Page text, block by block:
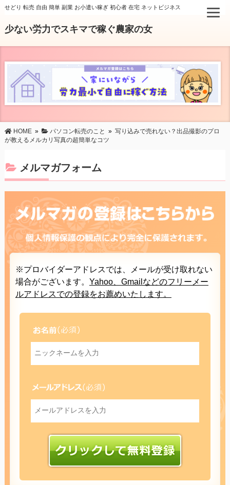
せどり 転売 自由 簡単 副業 お小遣い稼ぎ 初心者 在宅 ネットビジネス
少ない労力でスキマで稼ぐ農家の女
HOME» パソコン転売のこと » 写り込みで売れない？出品撮影のプロ
が教えるメルカリ写真の超簡単なコツ
メルマガフォーム
※プロバイダーアドレスでは、メールが受け取れない
場合がございます。 Yahoo、Gmailなどのフリーメー
ルアドレスでの登録をお薦めいたします。